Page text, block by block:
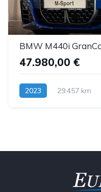
47.980,00 €
2023 29.457 km